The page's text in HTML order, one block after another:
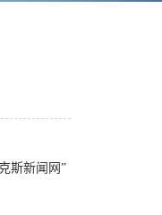
斯新闻网”